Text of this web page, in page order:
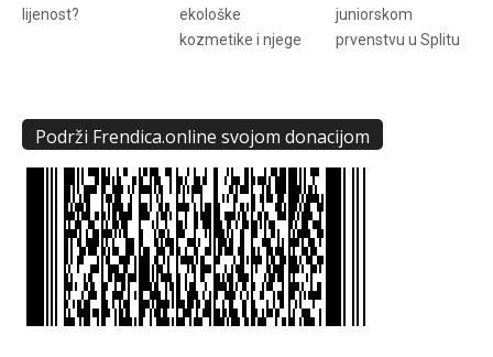
lijenost?
ekološke
kozmetike i njege
juniorskom
prvenstvu u Splitu
Podrži Frendica.online svojom donacijom